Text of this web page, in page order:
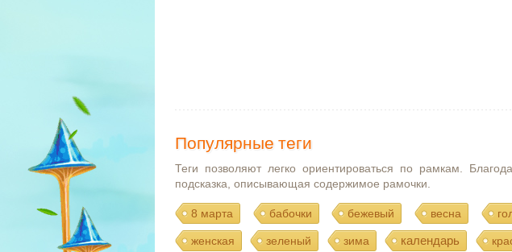
Популярные теги
Теги позволяют легко ориентироваться по рамкам.
подсказка, описывающая содержимое рамочки.
8 марта бабочки бежевый весна
женская зеленый зима календарь